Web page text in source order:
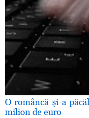
O româncă şi-a
milion de euro